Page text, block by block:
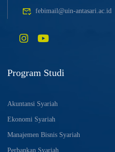
febimail@uin-antasari.ac.id
Program Studi
Akuntansi Syariah
Ekonomi Syariah
Manajemen Bisnis Syariah
Perbankan Syariah